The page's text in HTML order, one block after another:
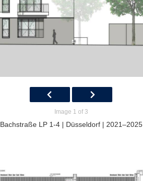
Image 1 of 3
Bachstraße LP 1-4 | Düsseldorf | 2021–2025